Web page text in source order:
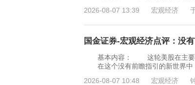
2026-08-07 13:39
宏观经济
国金证券-宏观经济点评：没
基本内容： 这轮美股在主要科
在这个没有前瞻指引的新世界中
2026-08-07 10:48
宏观经济